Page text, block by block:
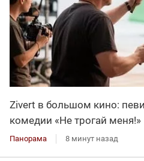
Zivert в большом кино:
комедии «Не трогай меня!»
Панорама 8 минут назад